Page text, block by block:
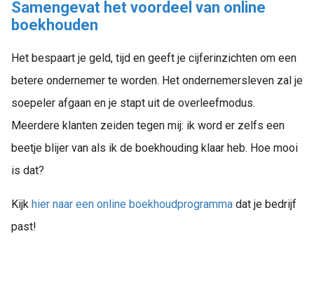
Samengevat het voordeel van online
boekhouden
Het bespaart je geld, tijd en geeft je cijferinzichten om een
betere ondernemer te worden. Het ondernemersleven zal je
soepeler afgaan en je stapt uit de overleefmodus.
Meerdere klanten zeiden tegen mij: ik word er zelfs een
beetje blijer van als ik de boekhouding klaar heb. Hoe mooi
is dat?
Kijk hier naar een online boekhoudprogramma dat je bedrijf
past!